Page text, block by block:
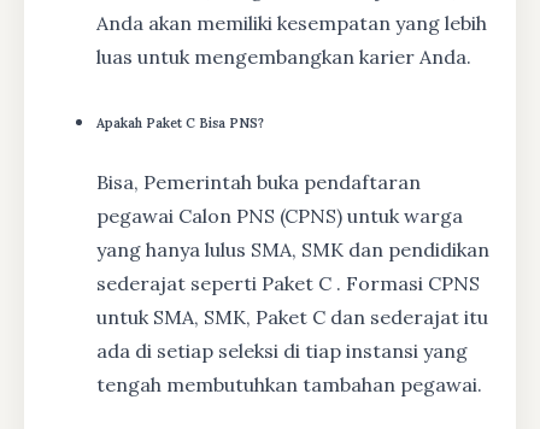
Anda akan memiliki kesempatan yang lebih
luas untuk mengembangkan karier Anda.
Apakah Paket C Bisa PNS?
Bisa, Pemerintah buka pendaftaran
pegawai Calon PNS (CPNS) untuk warga
yang hanya lulus SMA, SMK dan pendidikan
sederajat seperti Paket C . Formasi CPNS
untuk SMA, SMK, Paket C dan sederajat itu
ada di setiap seleksi di tiap instansi yang
tengah membutuhkan tambahan pegawai.